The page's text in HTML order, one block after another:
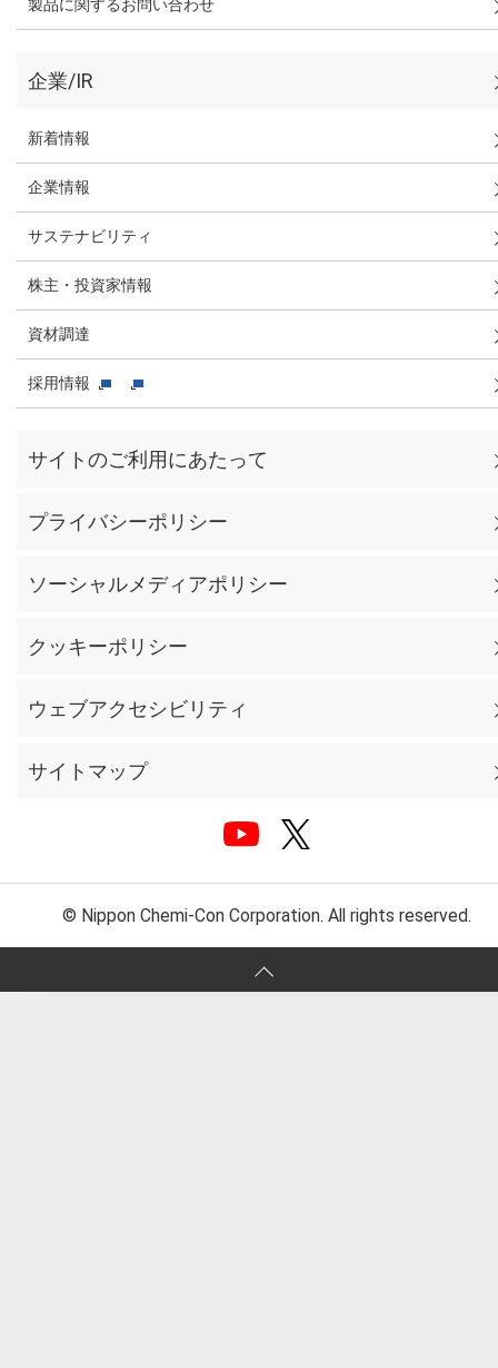
製品に関するお問い合わせ
企業/IR
新着情報
企業情報
サステナビリティ
株主・投資家情報
資材調達
採用情報
サイトのご利用にあたって
プライバシーポリシー
ソーシャルメディアポリシー
クッキーポリシー
ウェブアクセシビリティ
サイトマップ
© Nippon Chemi-Con Corporation. All rights reserved.